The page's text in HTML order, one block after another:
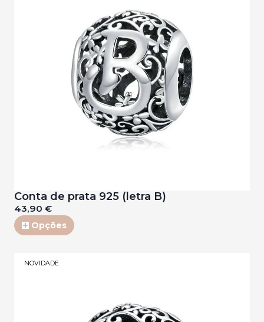
Conta de prata 925 (letra B)
43,90 €
Opções
NOVIDADE